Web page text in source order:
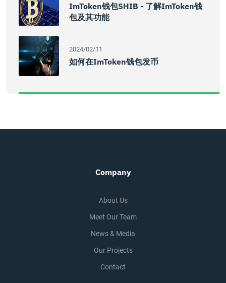
ImToken钱包SHIB - 了解imToken钱
包及其功能
2024/02/11
如何在imToken钱包发币
Company
About Us
Meet Our Team
News & Media
Our Projects
Contact